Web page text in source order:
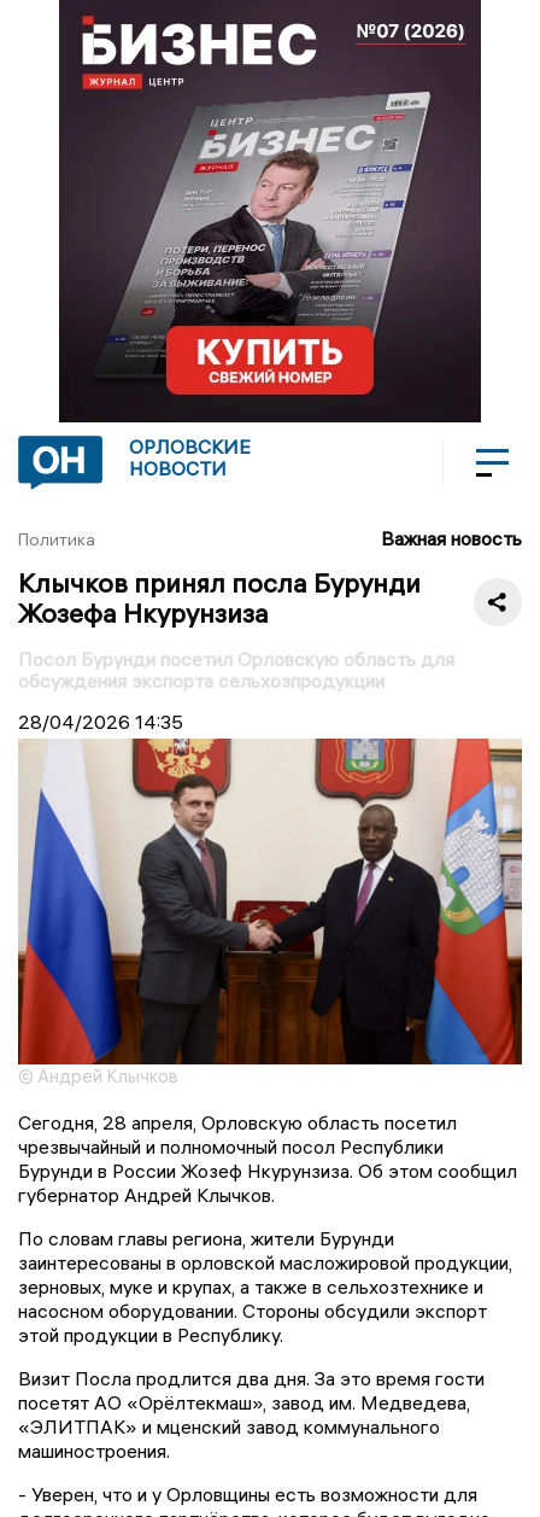
ОРЛОВСКИЕ
НОВОСТИ
Политика Важная новость
Клычков принял посла Бурунди
Жозефа Нкурунзиза
Посол Бурунди посетил Орловскую область для
обсуждения экспорта сельхозпродукции
28/04/2026 14:35
© Андрей Клычков
Сегодня, 28 апреля, Орловскую область посетил
чрезвычайный и полномочный посол Республики
Бурунди в России Жозеф Нкурунзиза. Об этом сообщил
губернатор Андрей Клычков.
По словам главы региона, жители Бурунди
заинтересованы в орловской масложировой продукции,
зерновых, муке и крупах, а также в сельхозтехнике и
насосном оборудовании. Стороны обсудили экспорт
этой продукции в Республику.
Визит Посла продлится два дня. За это время гости
посетят АО «Орёлтекмаш», завод им. Медведева,
«ЭЛИТПАК» и мценский завод коммунального
машиностроения.
- Уверен, что и у Орловщины есть возможности для